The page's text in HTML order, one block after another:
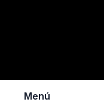
Menú